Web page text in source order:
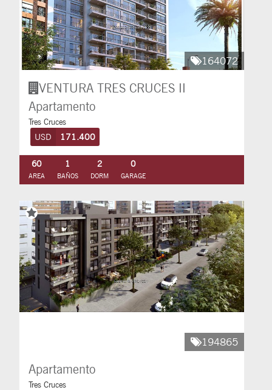
164072
VENTURA TRES CRUCES II
Apartamento
Tres Cruces
USD 171.400
60
AREA
1
BAÑOS
2
DORM
0
GARAGE
194865
Apartamento
Tres Cruces